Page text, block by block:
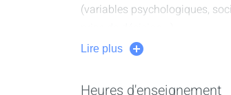
(variables psychologiques,
– Identifier les nouvelles
au marketing
Lire plus
Heures d'enseignement